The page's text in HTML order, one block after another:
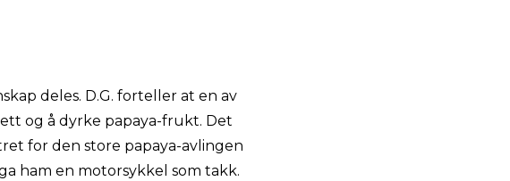
deles. D.G. forteller at en av
og å dyrke papaya-frukt. Det
for den store papaya-avlingen
ham en motorsykkel som takk.